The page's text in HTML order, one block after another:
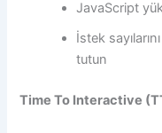
JavaScript
İstek
tutun
Time To Interactive